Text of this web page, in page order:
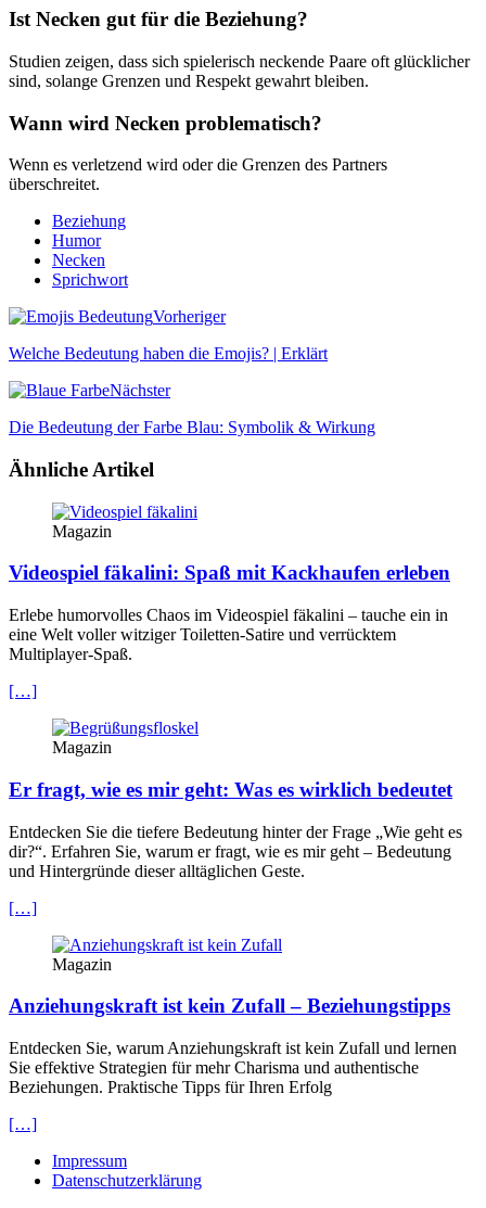
Ist Necken gut für die Beziehung?
Studien zeigen, dass sich spielerisch neckende Paare oft glücklicher
sind, solange Grenzen und Respekt gewahrt bleiben.
Wann wird Necken problematisch?
Wenn es verletzend wird oder die Grenzen des Partners
überschreitet.
Beziehung
Humor
Necken
Sprichwort
Vorheriger
Welche Bedeutung haben die Emojis? | Erklärt
Nächster
Die Bedeutung der Farbe Blau: Symbolik & Wirkung
Ähnliche Artikel
Magazin
Videospiel fäkalini: Spaß mit Kackhaufen erleben
Erlebe humorvolles Chaos im Videospiel fäkalini – tauche ein in
eine Welt voller witziger Toiletten-Satire und verrücktem
Multiplayer-Spaß.
[…]
Magazin
Er fragt, wie es mir geht: Was es wirklich bedeutet
Entdecken Sie die tiefere Bedeutung hinter der Frage „Wie geht es
dir?“. Erfahren Sie, warum er fragt, wie es mir geht – Bedeutung
und Hintergründe dieser alltäglichen Geste.
[…]
Magazin
Anziehungskraft ist kein Zufall – Beziehungstipps
Entdecken Sie, warum Anziehungskraft ist kein Zufall und lernen
Sie effektive Strategien für mehr Charisma und authentische
Beziehungen. Praktische Tipps für Ihren Erfolg
[…]
Impressum
Datenschutzerklärung